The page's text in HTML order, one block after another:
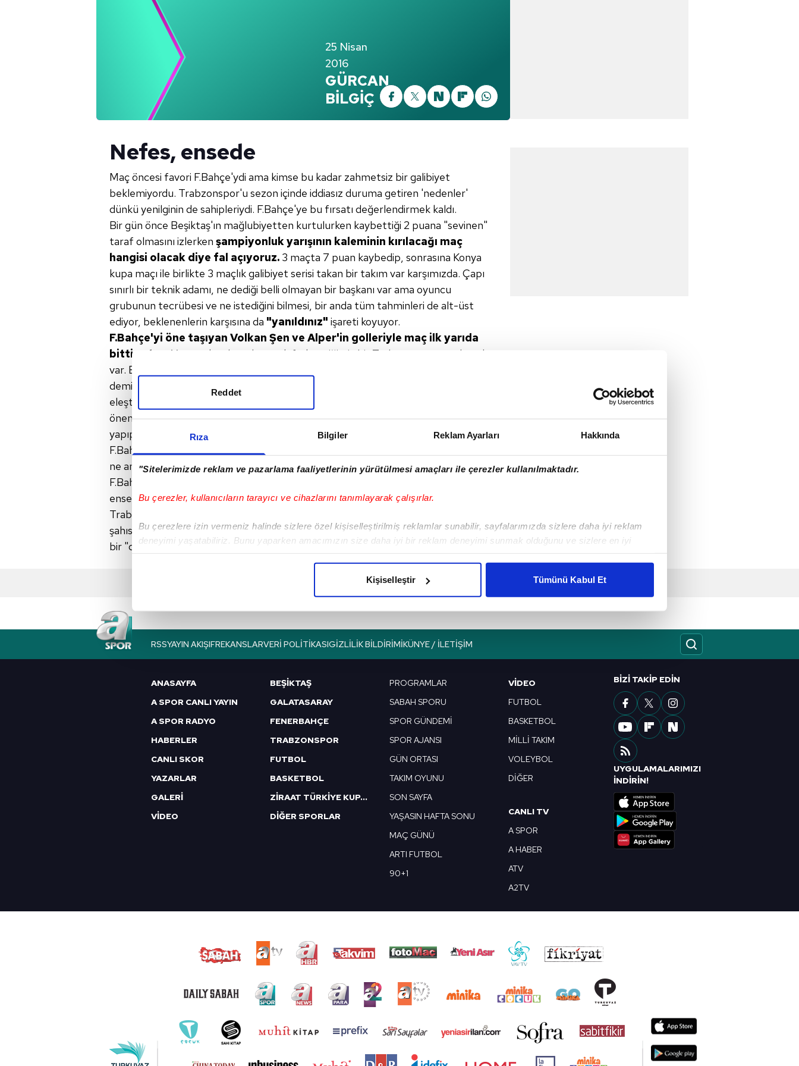
Rıza Bilgiler Reklam Ayarları Hakkında
"Sitelerimizde reklam ve pazarlama faaliyetlerinin yürütülmesi amaçları ile çerezler kullanılmaktadır.
Bu çerezler, kullanıcıların tarayıcı ve cihazlarını tanımlayarak çalışırlar.
Bu çerezlere izin vermeniz halinde sizlere özel kişiselleştirilmiş reklamlar sunabilir, sayfalarımızda sizlere daha iyi reklam
deneyimi yaşatabiliriz. Bunu yaparken amacımızın size daha iyi bir reklam deneyimi sunmak olduğunu ve sizlere en iyi
Her halükârda, kullanıcılar, bu çerezlere izin vermedikleri takdirde, kullanıcılara hedefli reklamlar gösterilmeyecektir."
çerezler vasıtasıyla çeşitli kişisel verileriniz işlenmekte olup gerekli olan çerezler bilgi toplumu hizmetlerinin sunulması
Çerezlere ilişkin tercihlerinizi aşağıda yer alan panel vasıtasıyla belirleyebilirsiniz. Çerezlere ilişkin detaylı bilgi için Ayarlar
6698 sayılı Kişisel Verilerin Korunması Kanunu uyarınca hazırlanmış Aydınlatma Metnimizi okumak ve sitemizde ilgili
mevzuata uygun olarak kullanılan çerezlerle ilgili bilgi almak için lütfen tıklayınız
Reddet
Kişiselleştir Tümünü Kabul Et
25 Nisan
2016
GÜRCAN
BİLGİÇ
Nefes, ensede
Maç öncesi favori F.Bahçe'ydi ama kimse bu kadar zahmetsiz bir galibiyet
beklemiyordu. Trabzonspor'u sezon içinde iddiasız duruma getiren 'nedenler'
dünkü yenilginin de sahipleriydi. F.Bahçe'ye bu fırsatı değerlendirmek kaldı.
Bir gün önce Beşiktaş'ın mağlubiyetten kurtulurken kaybettiği 2 puana "sevinen"
taraf olmasını izlerken şampiyonluk yarışının kaleminin kırılacağı maç
hangisi olacak diye fal açıyoruz. 3 maçta 7 puan kaybedip, sonrasına Konya
kupa maçı ile birlikte 3 maçlık galibiyet serisi takan bir takım var karşımızda. Çapı
sınırlı bir teknik adamı, ne dediği belli olmayan bir başkanı var ama oyuncu
grubunun tecrübesi ve ne istediğini bilmesi, bir anda tüm tahminleri de alt-üst
ediyor, beklenenlerin karşısına da "yanıldınız" işareti koyuyor.
F.Bahçe'yi öne taşıyan Volkan Şen ve Alper'in golleriyle maç ilk yarıda
bitti
zaten. Yayın tekrarlarında ancak fark ettiğimiz
bir Trabzonspor penaltısı da
var. Bülent Yıldırım, Beşiktaş maçında Mustafa Yumlu'nun pozisyonuna
demişti, bu kez Hasan Ali'nin eline çarpan topu göremedi. Temposuzluğu nedeniyle
eleştirdiğimiz F.Bahçe'nin bu maçı 4 golle geçmesi de iki takım arasındaki kalitenin
önemli göstergesi. Trabzonspor'un akil isimleri bile bu maç için umutsuz yorumlar
yapıp,
"Galatasaray yenilmedi, belki biz de bir şeyler yaparız"diyerek
F.Bahçe"beceriksizliğinden"medet umarken bitime 5 dakika kala yaşananlara
ne anlam vereceğiz?
F.Bahçe şampiyonluk yarışında, Beşiktaş ile farkı "üçe" indirdi. Kalan haftalar için
enseye kuvvetli bir nefes üfledi. Daha zor maçlar, daha büyük gerilimler olacak.
Trabzon yönetimine naçizane tavsiyem, sahaya atlayıp, çizgi hakemine saldıran iki
şahıstan, kulübün uğrayacağı zararı tazmin etmek için şikâyetçi olmalarıdır. Madem
bir "delikanlılık" yapıyorlar, raconu da bilsinler.
RSSYAYIN AKIŞIFREKANSLARVERI POLITIKASIGIZLILIK BILDIRIMIKÜNYE / İLETIŞIM
ANASAYFA
A SPOR CANLI YAYIN
A SPOR RADYO
HABERLER
CANLI SKOR
YAZARLAR
GALERİ
VİDEO
BEŞİKTAŞ
GALATASARAY
FENERBAHÇE
TRABZONSPOR
FUTBOL
BASKETBOL
ZİRAAT TÜRKİYE KUPASI
DİĞER SPORLAR
PROGRAMLAR
SABAH SPORU
SPOR GÜNDEMİ
SPOR AJANSI
GÜN ORTASI
TAKIM OYUNU
SON SAYFA
YAŞASIN HAFTA SONU
MAÇ GÜNÜ
ARTI FUTBOL
90+1
VIDEO
FUTBOL
BASKETBOL
MİLLİ TAKIM
VOLEYBOL
DİĞER
CANLI TV
A SPOR
A HABER
ATV
A2TV
BIZI TAKIP EDIN
UYGULAMALARIMIZI
İNDİRİN!